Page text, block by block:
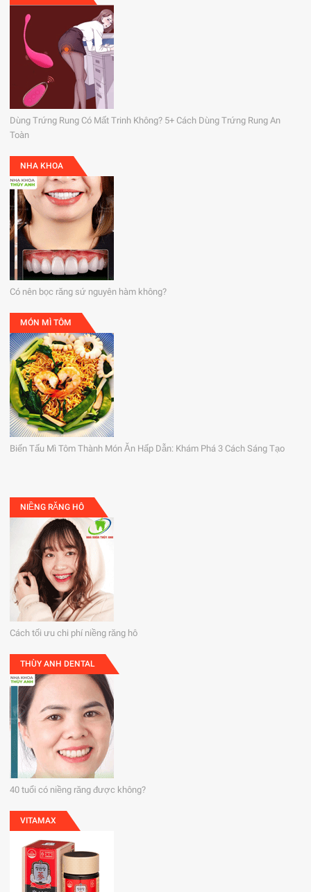
Dùng Trứng Rung Có Mất Trinh Không? 5+ Cách Dùng Trứng Rung An
Toàn
NHA KHOA
Có nên bọc răng sứ nguyên hàm không?
MÓN MÌ TÔM
Biến Tấu Mì Tôm Thành Món Ăn Hấp Dẫn: Khám Phá 3 Cách Sáng Tạo
NIỀNG RĂNG HÔ
Cách tối ưu chi phí niềng răng hô
THÙY ANH DENTAL
40 tuổi có niềng răng được không?
VITAMAX